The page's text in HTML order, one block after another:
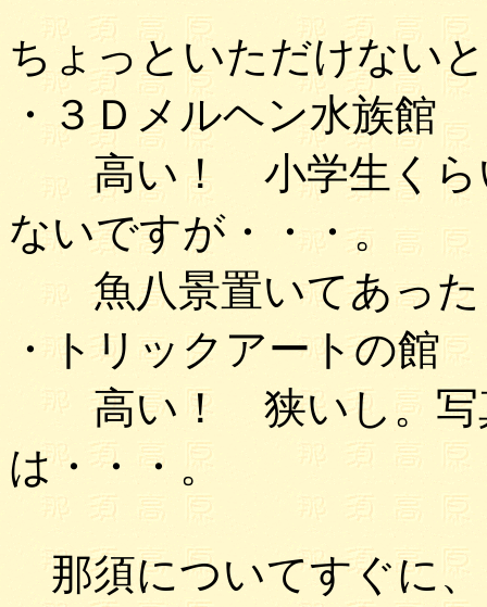
ちょっといただけない
・３Ｄメルヘン水族館
高い！ 小学生くら
ないですが・・・。
魚八景置いてあった
・トリックアートの館
高い！ 狭いし。写
は・・・。
那須についてすぐに